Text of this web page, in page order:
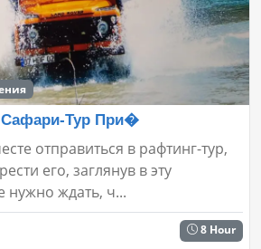
Тур При�
отправиться в рафтинг-тур,
его, заглянув в эту
нужно ждать, ч...
8 Hour